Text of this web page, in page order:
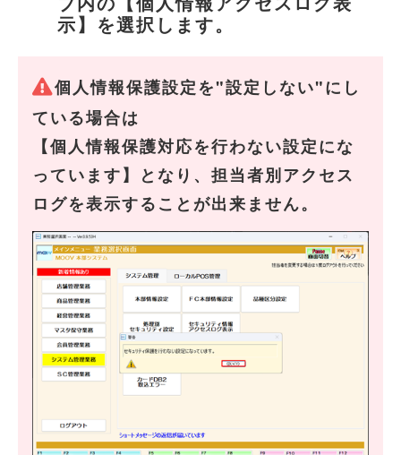
示】を選択します。
個人情報保護設定を"設定しない"にし
ている場合は
【個人情報保護対応を行わない設定にな
っています】となり、担当者別アクセス
ログを表示することが出来ません。